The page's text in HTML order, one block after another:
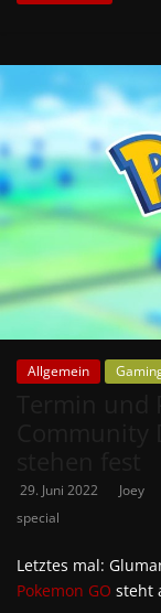
Allgemein
29. Juni 2022 Joey
special
Letztes mal:
Pokemon GO steht